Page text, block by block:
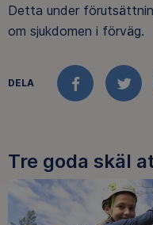
Detta under
om sjukdomen i förväg.
DELA
Tre goda skäl